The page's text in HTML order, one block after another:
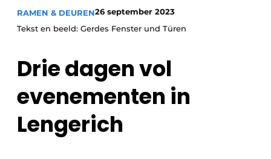
Uitnodiging Rondetafelgesprek – 20 jaar Profiel
Vacatures
Werben
RAMEN & DEUREN26 september 2023
Tekst en beeld: Gerdes Fenster und Türen
Drie dagen vol
evenementen in
Lengerich